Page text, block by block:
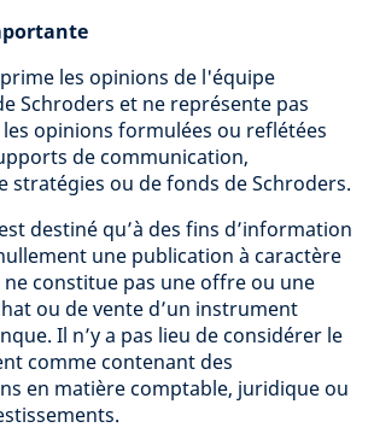
les opinions de l'équipe
Schroders et ne représente pas
opinions formulées ou reflétées
de communication,
stratégies ou de fonds de Schroders.
destiné qu’à des fins d’information
une publication à caractère
constitue pas une offre ou une
ou de vente d’un instrument
Il n’y a pas lieu de considérer le
comme contenant des
en matière comptable, juridique ou